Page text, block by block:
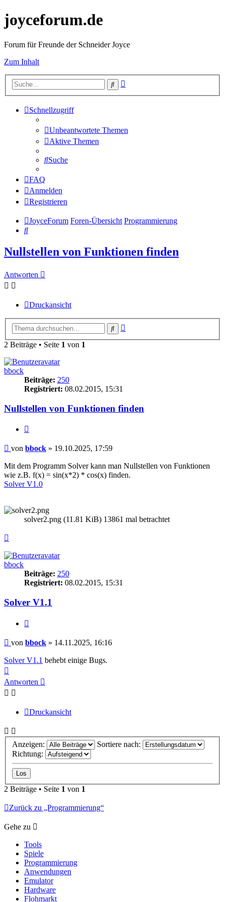
joyceforum.de
Forum für Freunde der Schneider Joyce
Zum Inhalt
Suche
Schnellzugriff
Unbeantwortete Themen
Aktive Themen
Suche
FAQ
Anmelden
Registrieren
JoyceForum Foren-Übersicht Programmierung
Suche
Nullstellen von Funktionen finden
Antworten
Druckansicht
Suche
2 Beiträge • Seite 1 von 1
bbock
Beiträge: 250
Registriert: 08.02.2015, 15:31
Nullstellen von Funktionen finden
Beitrag
von bbock » 19.10.2025, 17:59
Mit dem Programm Solver kann man Nullstellen von Funktionen
wie z.B. f(x) = sin(x*2) * cos(x) finden.
Solver V1.0
solver2.png (11.81 KiB) 13861 mal betrachtet
bbock
Beiträge: 250
Registriert: 08.02.2015, 15:31
Solver V1.1
Beitrag
von bbock » 14.11.2025, 16:16
Solver V1.1 behebt einige Bugs.
oben
Antworten
Druckansicht
Anzeigen:
Sortiere nach:
Richtung:
2 Beiträge • Seite 1 von 1
Zurück zu „Programmierung“
Gehe zu
Tools
Spiele
Programmierung
Anwendungen
Emulator
Hardware
Flohmarkt